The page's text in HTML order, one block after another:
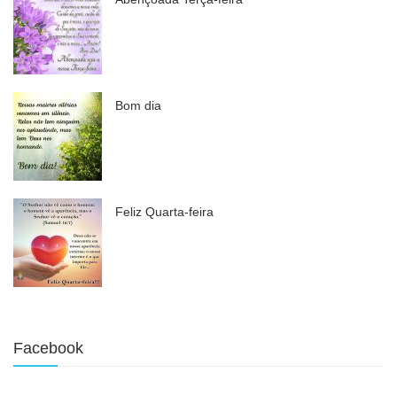
Bom dia
Feliz Quarta-feira
Facebook